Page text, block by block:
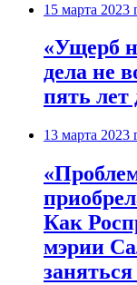
15 марта 2023
​«Ущерб
дела не
пять лет
13 марта 2023
Как
мэрии